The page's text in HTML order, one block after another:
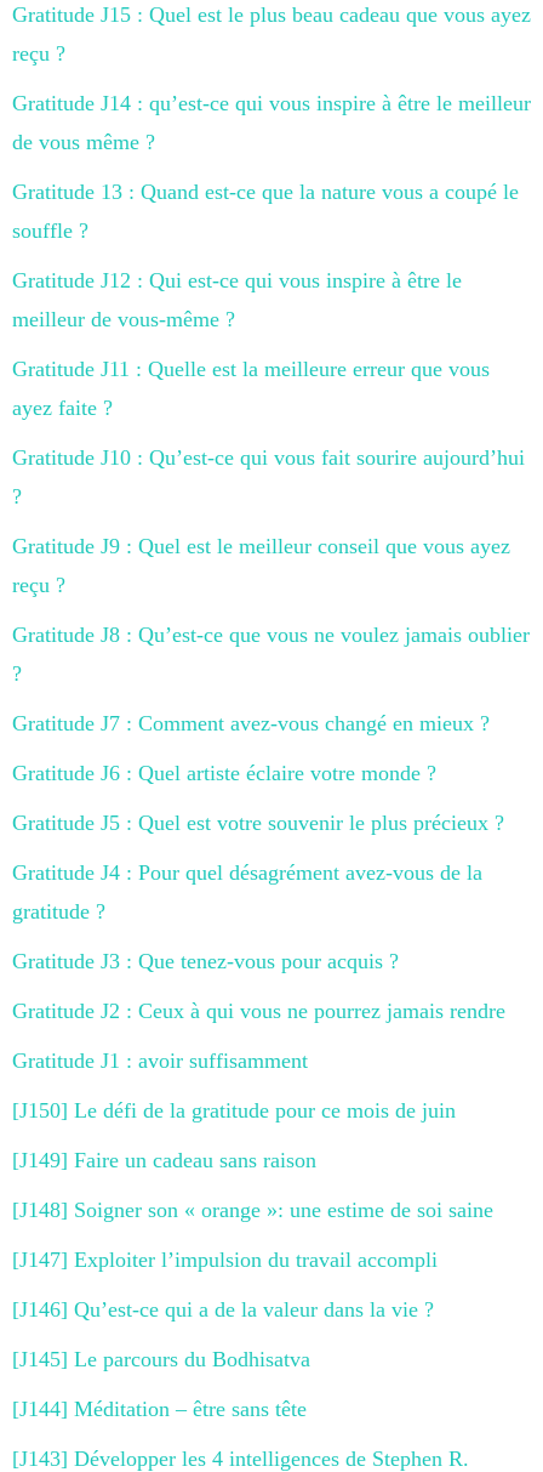
Gratitude J15 : Quel est le plus beau cadeau que vous ayez
reçu ?
Gratitude J14 : qu’est-ce qui vous inspire à être le meilleur
de vous même ?
Gratitude 13 : Quand est-ce que la nature vous a coupé le
souffle ?
Gratitude J12 : Qui est-ce qui vous inspire à être le
meilleur de vous-même ?
Gratitude J11 : Quelle est la meilleure erreur que vous
ayez faite ?
Gratitude J10 : Qu’est-ce qui vous fait sourire aujourd’hui
?
Gratitude J9 : Quel est le meilleur conseil que vous ayez
reçu ?
Gratitude J8 : Qu’est-ce que vous ne voulez jamais oublier
?
Gratitude J7 : Comment avez-vous changé en mieux ?
Gratitude J6 : Quel artiste éclaire votre monde ?
Gratitude J5 : Quel est votre souvenir le plus précieux ?
Gratitude J4 : Pour quel désagrément avez-vous de la
gratitude ?
Gratitude J3 : Que tenez-vous pour acquis ?
Gratitude J2 : Ceux à qui vous ne pourrez jamais rendre
Gratitude J1 : avoir suffisamment
[J150] Le défi de la gratitude pour ce mois de juin
[J149] Faire un cadeau sans raison
[J148] Soigner son « orange »: une estime de soi saine
[J147] Exploiter l’impulsion du travail accompli
[J146] Qu’est-ce qui a de la valeur dans la vie ?
[J145] Le parcours du Bodhisatva
[J144] Méditation – être sans tête
[J143] Développer les 4 intelligences de Stephen R.